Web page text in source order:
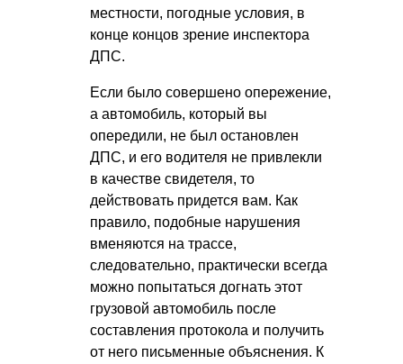
местности, погодные условия, в
конце концов зрение инспектора
ДПС.
Если было совершено опережение,
а автомобиль, который вы
опередили, не был остановлен
ДПС, и его водителя не привлекли
в качестве свидетеля, то
действовать придется вам. Как
правило, подобные нарушения
вменяются на трассе,
следовательно, практически всегда
можно попытаться догнать этот
грузовой автомобиль после
составления протокола и получить
от него письменные объяснения. К